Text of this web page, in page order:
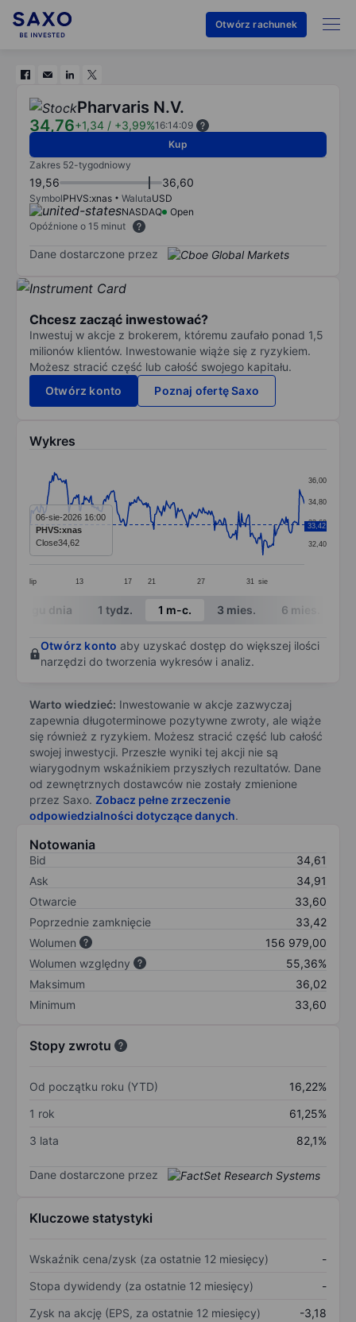
Otwórz rachunek
Pharvaris N.V.
34,76+1,34 / +3,99%16:14:09
Kup
Zakres 52-tygodniowy
19,56 36,60
SymbolPHVS:xnas WalutaUSD
NASDAQ
Open
Opóźnione o 15 minut
Dane dostarczone przez
Chcesz zacząć inwestować?
Inwestuj w akcje z brokerem, któremu zaufało ponad 1,5
milionów klientów. Inwestowanie wiąże się z ryzykiem.
Możesz stracić część lub całość swojego kapitału.
Otwórz konto
Poznaj ofertę Saxo
Wykres
Line chart with 286 data points.
The chart has 1 X axis displaying categories.
The chart has 1 Y axis displaying values. Data
lip 13 17 21 27 31 sie
32,40
33,60
34,80
36,00
33,42
06-sie-2026 16:00
PHVS:xnas
Close34,62
End of interactive chart.
W ciągu dnia 1 tydz. 1 m-c. 3 mies. 6 mies.
Otwórz konto aby uzyskać dostęp do większej ilości
narzędzi do tworzenia wykresów i analiz.
Warto wiedzieć: Inwestowanie w akcje zazwyczaj
zapewnia długoterminowe pozytywne zwroty, ale wiąże
się również z ryzykiem. Możesz stracić część lub całość
swojej inwestycji. Przeszłe wyniki tej akcji nie są
wiarygodnym wskaźnikiem przyszłych rezultatów. Dane
od zewnętrznych dostawców nie zostały zmienione
przez Saxo. Zobacz pełne zrzeczenie
odpowiedzialności dotyczące danych.
Notowania
Bid
34,61
Ask
34,91
Otwarcie
33,60
Poprzednie zamknięcie
33,42
Wolumen
156 979,00
Wolumen względny
55,36%
Maksimum
36,02
Minimum
33,60
Stopy zwrotu
Od początku roku (YTD)
16,22%
1 rok
61,25%
3 lata
82,1%
Dane dostarczone przez
Kluczowe statystyki
Wskaźnik cena/zysk (za ostatnie 12 miesięcy)
-
Stopa dywidendy (za ostatnie 12 miesięcy)
-
Zysk na akcję (EPS, za ostatnie 12 miesięcy)
-3,18